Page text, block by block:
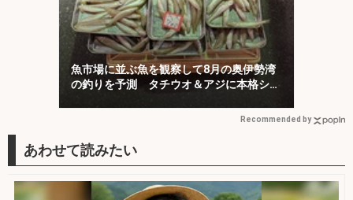
魚市場に並ぶ魚を観察して8月の奥伊勢湾
の釣りを予測 タチウオ＆アジに本格シー
Recommended by